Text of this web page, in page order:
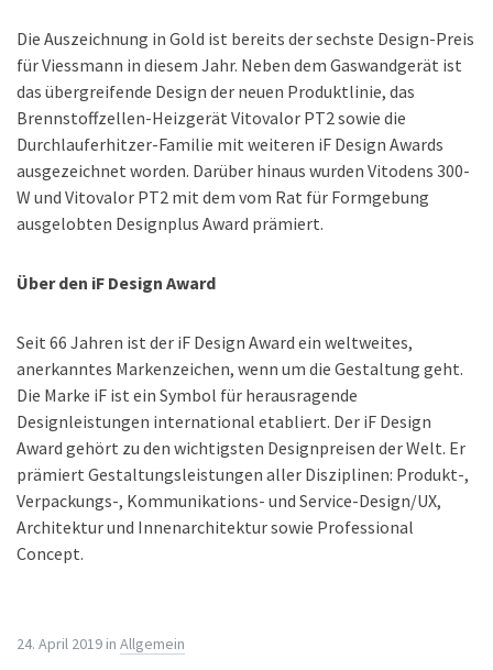
Die Auszeichnung in Gold ist bereits der sechste Design-Preis
für Viessmann in diesem Jahr. Neben dem Gaswandgerät ist
das übergreifende Design der neuen Produktlinie, das
Brennstoffzellen-Heizgerät Vitovalor PT2 sowie die
Durchlauferhitzer-Familie mit weiteren iF Design Awards
ausgezeichnet worden. Darüber hinaus wurden Vitodens 300-
W und Vitovalor PT2 mit dem vom Rat für Formgebung
ausgelobten Designplus Award prämiert.
Über den iF Design Award
Seit 66 Jahren ist der iF Design Award ein weltweites,
anerkanntes Markenzeichen, wenn um die Gestaltung geht.
Die Marke iF ist ein Symbol für herausragende
Designleistungen international etabliert. Der iF Design
Award gehört zu den wichtigsten Designpreisen der Welt. Er
prämiert Gestaltungsleistungen aller Disziplinen: Produkt-,
Verpackungs-, Kommunikations- und Service-Design/UX,
Architektur und Innenarchitektur sowie Professional
Concept.
24. April 2019 in Allgemein